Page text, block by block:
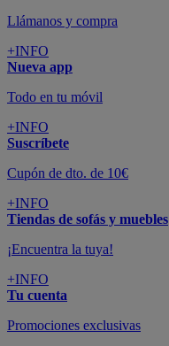
Llámanos y compra
+INFO
Nueva app
Todo en tu móvil
+INFO
Suscríbete
Cupón de dto. de 10€
+INFO
Tiendas de sofás y muebles
¡Encuentra la tuya!
+INFO
Tu cuenta
Promociones exclusivas